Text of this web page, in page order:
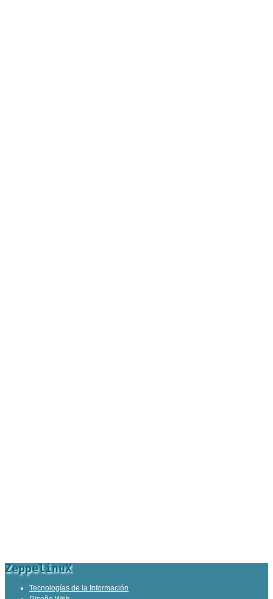
ZeppelinuX
Tecnologías de la Información